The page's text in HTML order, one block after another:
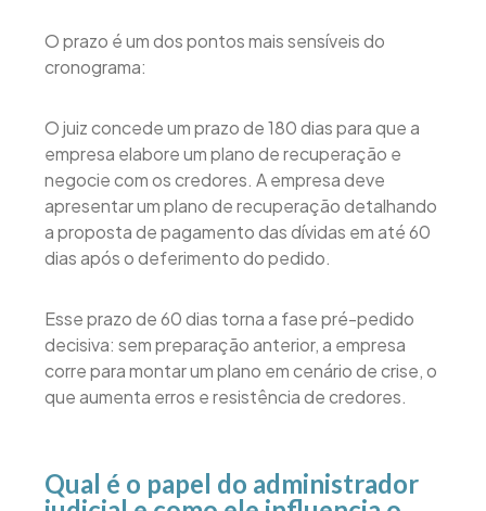
O prazo é um dos pontos mais sensíveis do
cronograma:
O juiz concede um prazo de 180 dias para que a
empresa elabore um plano de recuperação e
negocie com os credores. A empresa deve
apresentar um plano de recuperação detalhando
a proposta de pagamento das dívidas em até 60
dias após o deferimento do pedido.
Esse prazo de 60 dias torna a fase pré-pedido
decisiva: sem preparação anterior, a empresa
corre para montar um plano em cenário de crise, o
que aumenta erros e resistência de credores.
Qual é o papel do administrador